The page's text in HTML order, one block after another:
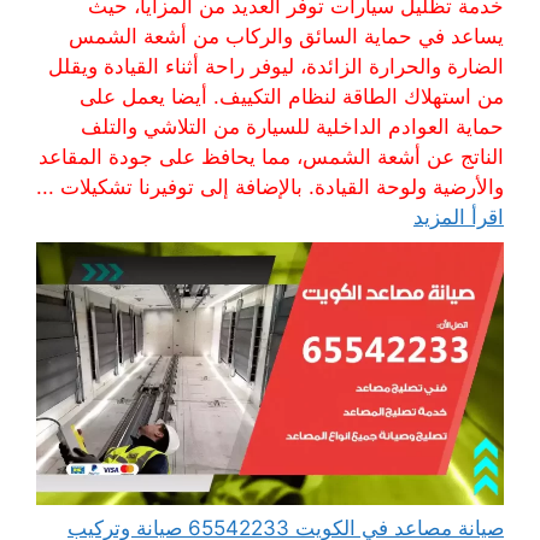
خدمة تظليل سيارات توفر العديد من المزايا، حيث
يساعد في حماية السائق والركاب من أشعة الشمس
الضارة والحرارة الزائدة، ليوفر راحة أثناء القيادة ويقلل
من استهلاك الطاقة لنظام التكييف. أيضا يعمل على
حماية العوادم الداخلية للسيارة من التلاشي والتلف
الناتج عن أشعة الشمس، مما يحافظ على جودة المقاعد
والأرضية ولوحة القيادة. بالإضافة إلى توفيرنا تشكيلات ...
اقرأ المزيد
صيانة مصاعد في الكويت 65542233 صيانة وتركيب